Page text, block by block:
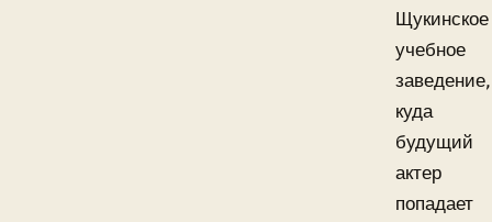
Щукинское
учебное
заведение,
куда
будущий
актер
попадает